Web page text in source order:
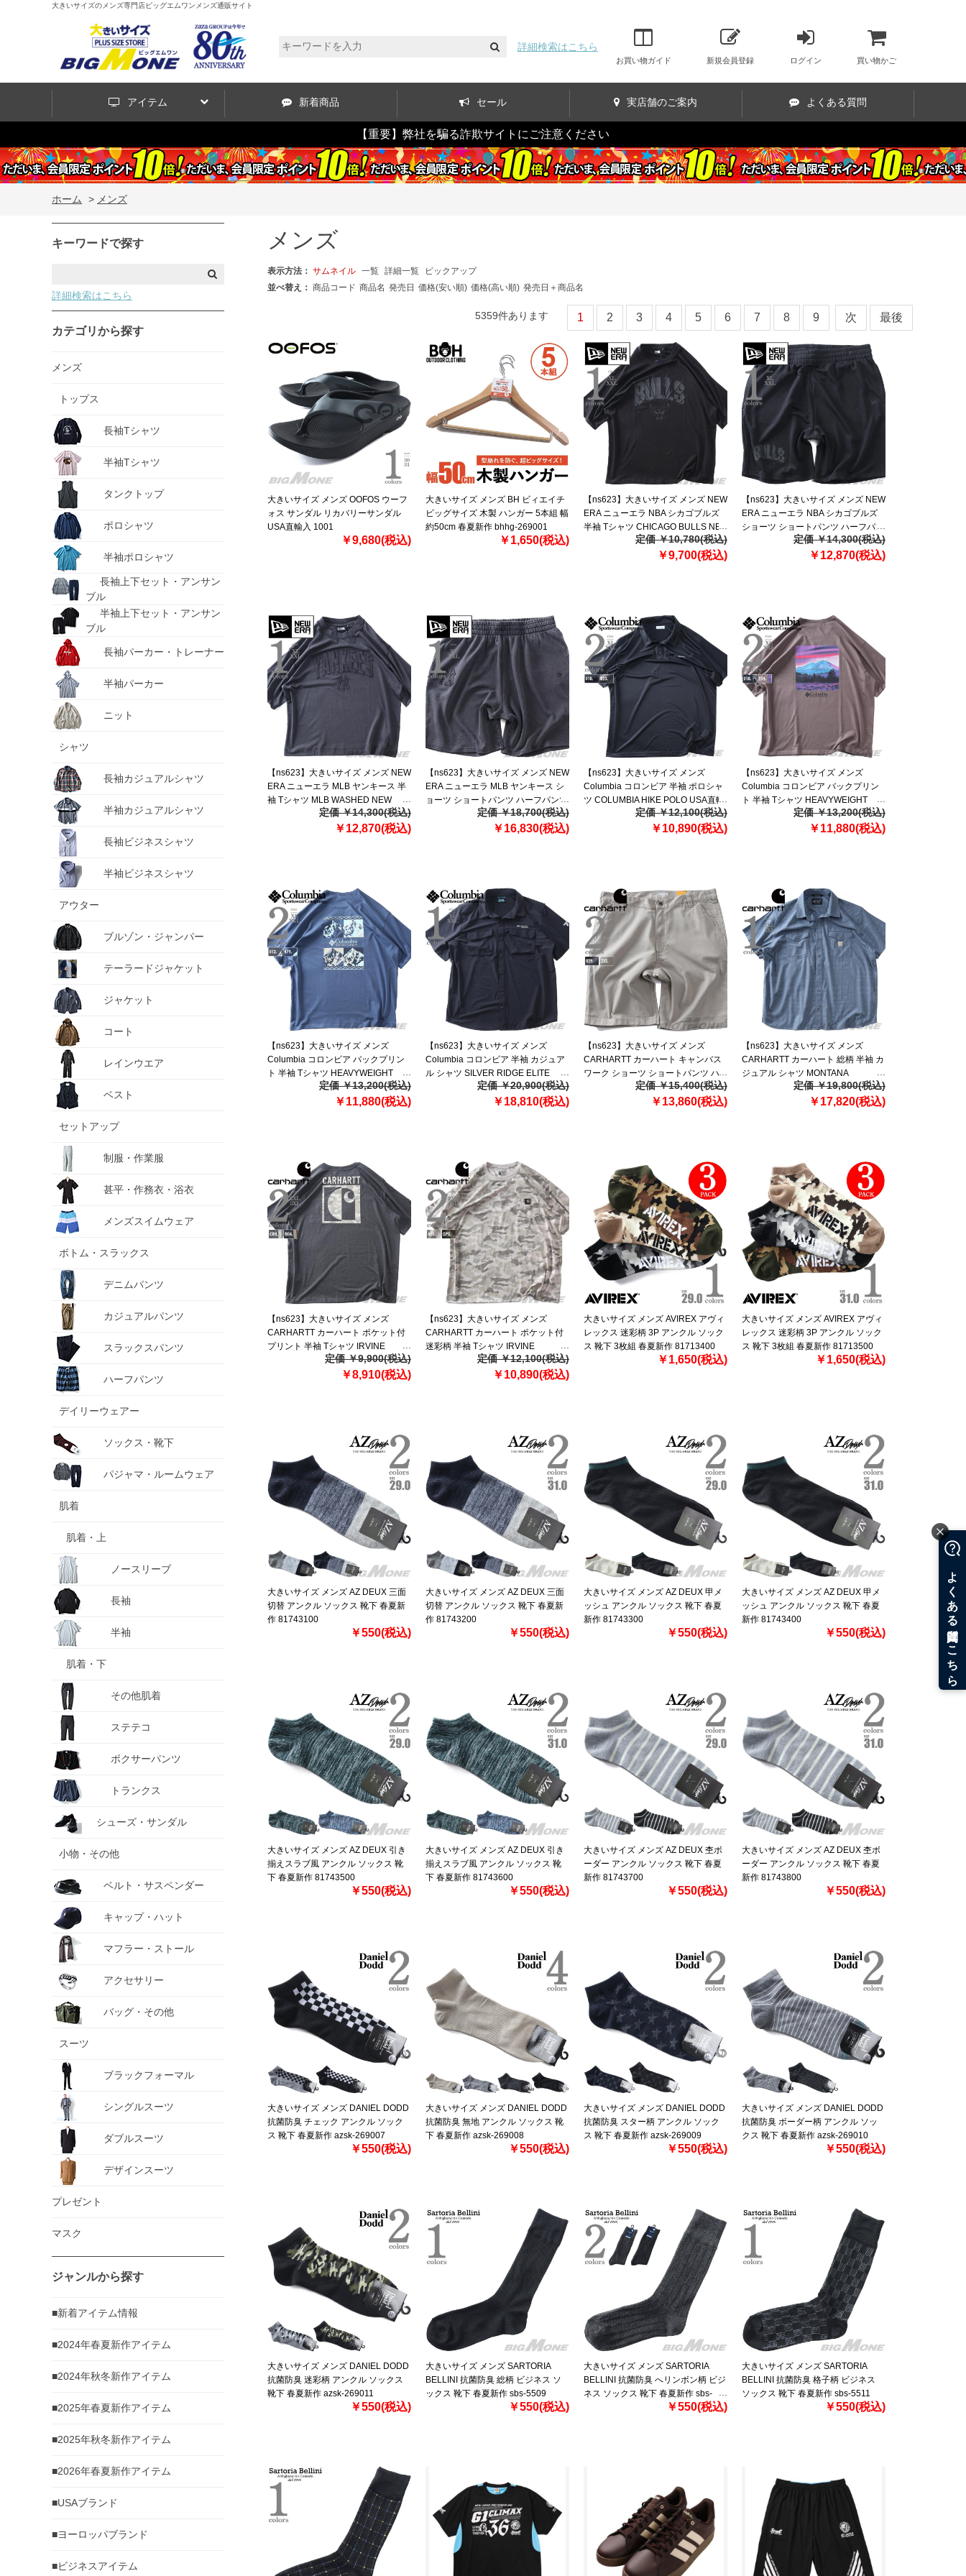
大きいサイズのメンズ専門店ビッグエムワンメンズ通販サイト
詳細検索はこちら
お買い物ガイド 新規会員登録 ログイン 買い物かご
アイテム 新着商品 セール 実店舗のご案内 よくある質問
【重要】弊社を騙る詐欺サイトにご注意ください
ホーム > メンズ
キーワードで探す
詳細検索はこちら
カテゴリから探す
メンズ
トップス
長袖Tシャツ
半袖Tシャツ
タンクトップ
ポロシャツ
半袖ポロシャツ
長袖上下セット・アンサン
ブル
半袖上下セット・アンサン
ブル
長袖パーカー・トレーナー
半袖パーカー
ニット
シャツ
長袖カジュアルシャツ
半袖カジュアルシャツ
長袖ビジネスシャツ
半袖ビジネスシャツ
アウター
ブルゾン・ジャンパー
テーラードジャケット
ジャケット
コート
レインウエア
ベスト
セットアップ
制服・作業服
甚平・作務衣・浴衣
メンズスイムウェア
ボトム・スラックス
デニムパンツ
カジュアルパンツ
スラックスパンツ
ハーフパンツ
デイリーウェアー
ソックス・靴下
パジャマ・ルームウェア
肌着
肌着・上
ノースリーブ
長袖
半袖
肌着・下
その他肌着
ステテコ
ボクサーパンツ
トランクス
シューズ・サンダル
小物・その他
ベルト・サスペンダー
キャップ・ハット
マフラー・ストール
アクセサリー
バッグ・その他
スーツ
ブラックフォーマル
シングルスーツ
ダブルスーツ
デザインスーツ
プレゼント
マスク
ジャンルから探す
■新着アイテム情報
■2024年春夏新作アイテム
■2024年秋冬新作アイテム
■2025年春夏新作アイテム
■2025年秋冬新作アイテム
■2026年春夏新作アイテム
■USAブランド
■ヨーロッパブランド
■ビジネスアイテム
メンズ
表示方法： サムネイル 一覧 詳細一覧
ピックアップ
並べ替え： 商品コード 商品名 発売日 価格(安い順) 価格(高い順) 発売日＋商品名
5359件あります 1 2 3 4 5 6 7 8 9 次 最後
大きいサイズ メンズ OOFOS ウーフ
ォス サンダル リカバリーサンダル
USA直輸入 1001
￥9,680(税込)
大きいサイズ メンズ BH ビィエイチ
ビッグサイズ 木製 ハンガー 5本組 幅
約50cm 春夏新作 bhhg-269001
￥1,650(税込)
【ns623】大きいサイズ メンズ NEW
ERA ニューエラ NBA シカゴブルズ
半袖 Tシャツ CHICAGO BULLS NBA
BLACK OVERSIZED T-SHIRT USA
定価 ￥10,780(税込)
￥9,700(税込)
【ns623】大きいサイズ メンズ NEW
ERA ニューエラ NBA シカゴブルズ
ショーツ ショートパンツ ハーフパン
ツ NBA CHICAGO BULLS BLACK
SHORTS USA直輸入 60771533
定価 ￥14,300(税込)
￥12,870(税込)
【ns623】大きいサイズ メンズ NEW
ERA ニューエラ MLB ヤンキース 半
袖 Tシャツ MLB WASHED NEW
YORK YANKEES T-SHIRT USA直輸
定価 ￥14,300(税込)
￥12,870(税込)
【ns623】大きいサイズ メンズ NEW
ERA ニューエラ MLB ヤンキース シ
ョーツ ショートパンツ ハーフパンツ
MLB WASHED NEW YORK
YANKEES T-SHIRT USA直輸入
定価 ￥18,700(税込)
￥16,830(税込)
【ns623】大きいサイズ メンズ
Columbia コロンビア 半袖 ポロシャ
ツ COLUMBIA HIKE POLO USA直輸
定価 ￥12,100(税込)
￥10,890(税込)
【ns623】大きいサイズ メンズ
Columbia コロンビア バックプリン
ト 半袖 Tシャツ HEAVYWEIGHT
BACK GRAPHIC TEE USA直輸入
定価 ￥13,200(税込)
￥11,880(税込)
【ns623】大きいサイズ メンズ
Columbia コロンビア バックプリン
ト 半袖 Tシャツ HEAVYWEIGHT
ICONIC TEE USA直輸入 2155061
定価 ￥13,200(税込)
￥11,880(税込)
【ns623】大きいサイズ メンズ
Columbia コロンビア 半袖 カジュア
ル シャツ SILVER RIDGE ELITE
SHORT SLEEVE WOVEN USA直輸
定価 ￥20,900(税込)
￥18,810(税込)
【ns623】大きいサイズ メンズ
CARHARTT カーハート キャンバス
ワーク ショーツ ショートパンツ ハ
ーフパンツ CANVAS UTILITY WORK
SHORT USA直輸入 103652
定価 ￥15,400(税込)
￥13,860(税込)
【ns623】大きいサイズ メンズ
CARHARTT カーハート 総柄 半袖 カ
ジュアル シャツ MONTANA
BOZEMAN RELAXED SHORT
SLEEVE PLAID SHIRT USA直輸入
定価 ￥19,800(税込)
￥17,820(税込)
【ns623】大きいサイズ メンズ
CARHARTT カーハート ポケット付
プリント 半袖 Tシャツ IRVINE
RELAXED BLOCK CAMO T-SHIRT
USA直輸入 107296
定価 ￥9,900(税込)
￥8,910(税込)
【ns623】大きいサイズ メンズ
CARHARTT カーハート ポケット付
迷彩柄 半袖 Tシャツ IRVINE
RELAXED CAMO T-SHIRT USA直輸
定価 ￥12,100(税込)
￥10,890(税込)
大きいサイズ メンズ AVIREX アヴィ
レックス 迷彩柄 3P アンクル ソック
ス 靴下 3枚組 春夏新作 81713400
￥1,650(税込)
大きいサイズ メンズ AVIREX アヴィ
レックス 迷彩柄 3P アンクル ソック
ス 靴下 3枚組 春夏新作 81713500
￥1,650(税込)
大きいサイズ メンズ AZ DEUX 三面
切替 アンクル ソックス 靴下 春夏新
作 81743100
￥550(税込)
大きいサイズ メンズ AZ DEUX 三面
切替 アンクル ソックス 靴下 春夏新
作 81743200
￥550(税込)
大きいサイズ メンズ AZ DEUX 甲メ
ッシュ アンクル ソックス 靴下 春夏
新作 81743300
￥550(税込)
大きいサイズ メンズ AZ DEUX 甲メ
ッシュ アンクル ソックス 靴下 春夏
新作 81743400
￥550(税込)
大きいサイズ メンズ AZ DEUX 引き
揃えスラブ風 アンクル ソックス 靴
下 春夏新作 81743500
￥550(税込)
大きいサイズ メンズ AZ DEUX 引き
揃えスラブ風 アンクル ソックス 靴
下 春夏新作 81743600
￥550(税込)
大きいサイズ メンズ AZ DEUX 杢ボ
ーダー アンクル ソックス 靴下 春夏
新作 81743700
￥550(税込)
大きいサイズ メンズ AZ DEUX 杢ボ
ーダー アンクル ソックス 靴下 春夏
新作 81743800
￥550(税込)
大きいサイズ メンズ DANIEL DODD
抗菌防臭 チェック アンクル ソック
ス 靴下 春夏新作 azsk-269007
￥550(税込)
大きいサイズ メンズ DANIEL DODD
抗菌防臭 無地 アンクル ソックス 靴
下 春夏新作 azsk-269008
￥550(税込)
大きいサイズ メンズ DANIEL DODD
抗菌防臭 スター柄 アンクル ソック
ス 靴下 春夏新作 azsk-269009
￥550(税込)
大きいサイズ メンズ DANIEL DODD
抗菌防臭 ボーダー柄 アンクル ソッ
クス 靴下 春夏新作 azsk-269010
￥550(税込)
大きいサイズ メンズ DANIEL DODD
抗菌防臭 迷彩柄 アンクル ソックス
靴下 春夏新作 azsk-269011
￥550(税込)
大きいサイズ メンズ SARTORIA
BELLINI 抗菌防臭 総柄 ビジネス ソ
ックス 靴下 春夏新作 sbs-5509
￥550(税込)
大きいサイズ メンズ SARTORIA
BELLINI 抗菌防臭 へリンボン柄 ビジ
ネス ソックス 靴下 春夏新作 sbs-
￥550(税込)
大きいサイズ メンズ SARTORIA
BELLINI 抗菌防臭 格子柄 ビジネス
ソックス 靴下 春夏新作 sbs-5511
￥550(税込)